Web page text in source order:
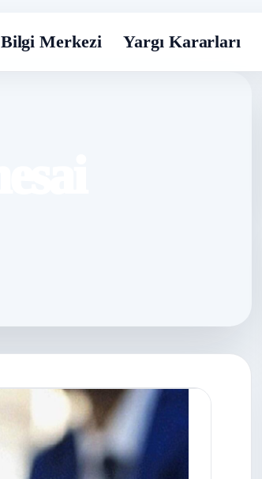
Bilgi Merkezi Yargı Kararları